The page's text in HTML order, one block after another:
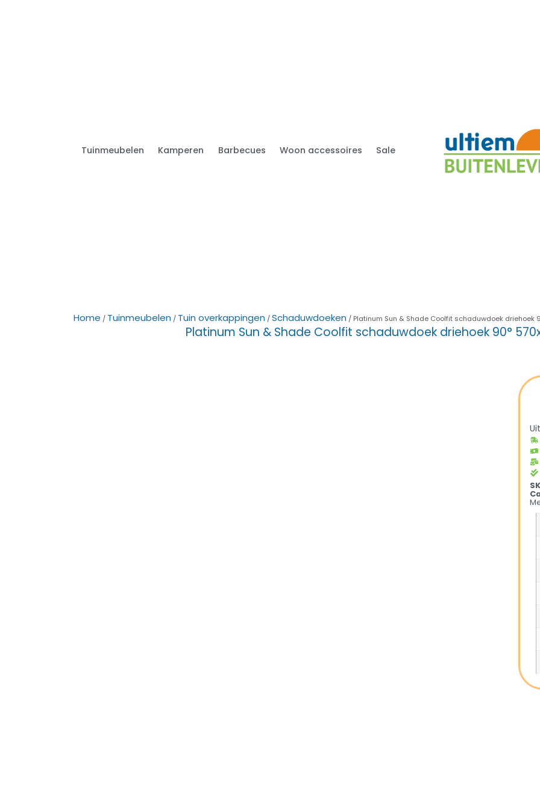
Tuinmeubelen Kamperen Barbecues Woon accessoires Sale
Home / Tuinmeubelen / Tuin overkappingen /Schaduwdoeken / Platinum Sun & Shade Coolfit schaduwdoek driehoek
Platinum Sun & Shade Coolfit schaduwdoek driehoek 90°